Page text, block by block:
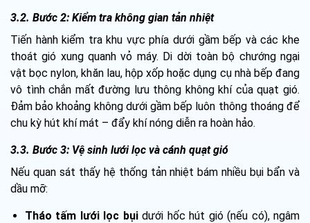
3.2. Bước 2: Kiểm tra không gian tản nhiệt
Tiến hành kiểm tra khu vực phía dưới gầm bếp và các khe
thoát gió xung quanh vỏ máy. Di dời toàn bộ chướng ngại
vật bọc nylon, khăn lau, hộp xốp hoặc dụng cụ nhà bếp đang
vô tình chắn mất đường lưu thông không khí của quạt gió.
Đảm bảo khoảng không dưới gầm bếp luôn thông thoáng để
chu kỳ hút khí mát – đẩy khí nóng diễn ra hoàn hảo.
3.3. Bước 3: Vệ sinh lưới lọc và cánh quạt gió
Nếu quan sát thấy hệ thống tản nhiệt bám nhiều bụi bẩn và
dầu mỡ:
Tháo tấm lưới lọc bụidưới hốc hút gió (nếu có), ngâm